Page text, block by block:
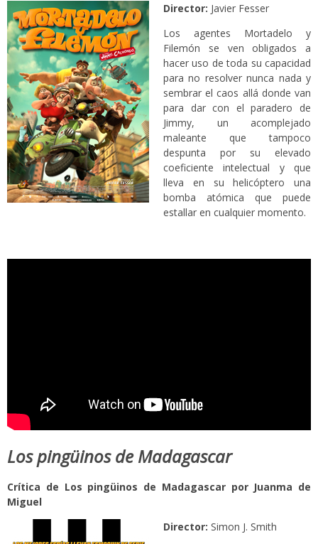
Director: Javier Fesser
Los agentes Mortadelo y
Filemón se ven obligados a
hacer uso de toda su capacidad
para no resolver nunca nada y
sembrar el caos allá donde van
para dar con el paradero de
Jimmy, un acomplejado
maleante que tampoco
despunta por su elevado
coeficiente intelectual y que
lleva en su helicóptero una
bomba atómica que puede
estallar en cualquier momento.
Los pingüinos de Madagascar
Crítica de Los pingüinos de Madagascar por Juanma de
Miguel
Director: Simon J. Smith